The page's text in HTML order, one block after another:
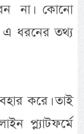
না। কোনো
এ ধরনের তথ্য
করে। তাই
প্ল্যাটফর্মে